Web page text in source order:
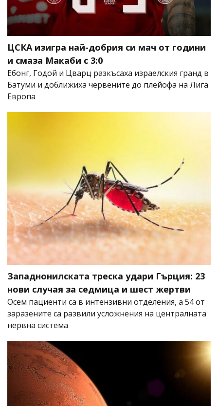
ЦСКА изигра най-добрия си мач от години
и смаза Макаби с 3:0
Ебонг, Годой и Цварц разкъсаха израелския гранд в
Батуми и доближиха червените до плейофа на Лига
Европа
Западнонилската треска удари Гърция: 23
нови случая за седмица и шест жертви
Осем пациенти са в интензивни отделения, а 54 от
заразените са развили усложнения на централната
нервна система